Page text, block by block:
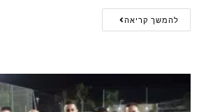
להמשך קריאה